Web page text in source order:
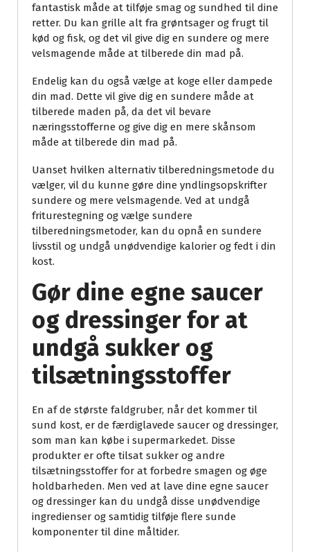
fantastisk måde at tilføje smag og sundhed til dine
retter. Du kan grille alt fra grøntsager og frugt til
kød og fisk, og det vil give dig en sundere og mere
velsmagende måde at tilberede din mad på.
Endelig kan du også vælge at koge eller dampede
din mad. Dette vil give dig en sundere måde at
tilberede maden på, da det vil bevare
næringsstofferne og give dig en mere skånsom
måde at tilberede din mad på.
Uanset hvilken alternativ tilberedningsmetode du
vælger, vil du kunne gøre dine yndlingsopskrifter
sundere og mere velsmagende. Ved at undgå
friturestegning og vælge sundere
tilberedningsmetoder, kan du opnå en sundere
livsstil og undgå unødvendige kalorier og fedt i din
kost.
Gør dine egne saucer
og dressinger for at
undgå sukker og
tilsætningsstoffer
En af de største faldgruber, når det kommer til
sund kost, er de færdiglavede saucer og dressinger,
som man kan købe i supermarkedet. Disse
produkter er ofte tilsat sukker og andre
tilsætningsstoffer for at forbedre smagen og øge
holdbarheden. Men ved at lave dine egne saucer
og dressinger kan du undgå disse unødvendige
ingredienser og samtidig tilføje flere sunde
komponenter til dine måltider.